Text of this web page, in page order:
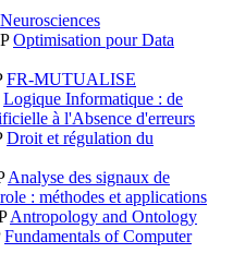
Neurosciences
Optimisation pour Data
FR-MUTUALISE
Logique Informatique : de
à l'Absence d'erreurs
Droit et régulation du
Analyse des signaux de
: méthodes et applications
Antropology and Ontology
Fundamentals of Computer